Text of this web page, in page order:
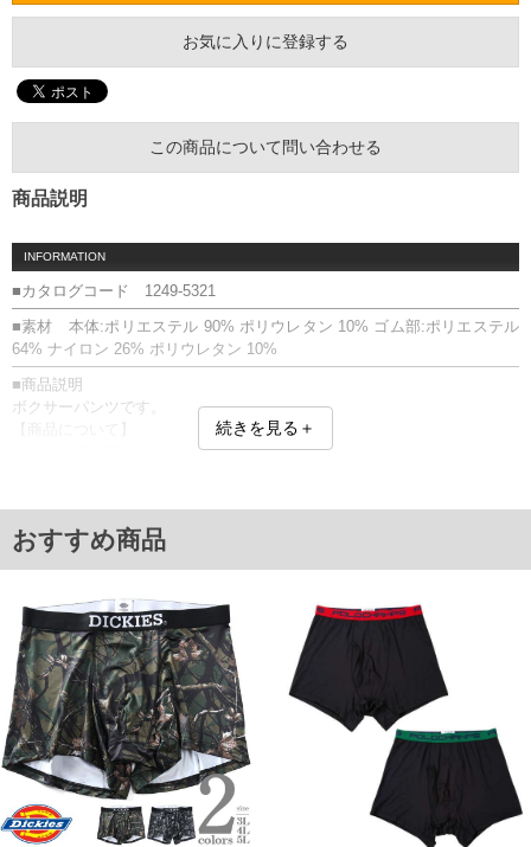
お気に入りに登録する
この商品について問い合わせる
商品説明
INFORMATION
■カタログコード 1249-5321
■素材 本体:ポリエステル 90% ポリウレタン 10% ゴム部:ポリエステル
64% ナイロン 26% ポリウレタン 10%
■商品説明
ボクサーパンツです。
こちらは予約商品になります。
サイズ表のウエストサイズは適応範囲となります。
■サイズ表
サイズ/ウエスト(適応)
3L/95～110
4L/105～120
5L/115～130
6L/125～140
7L/135～150
8L/145～160
単位はcm
※【返品交換について】
続きを見る＋
おすすめ商品